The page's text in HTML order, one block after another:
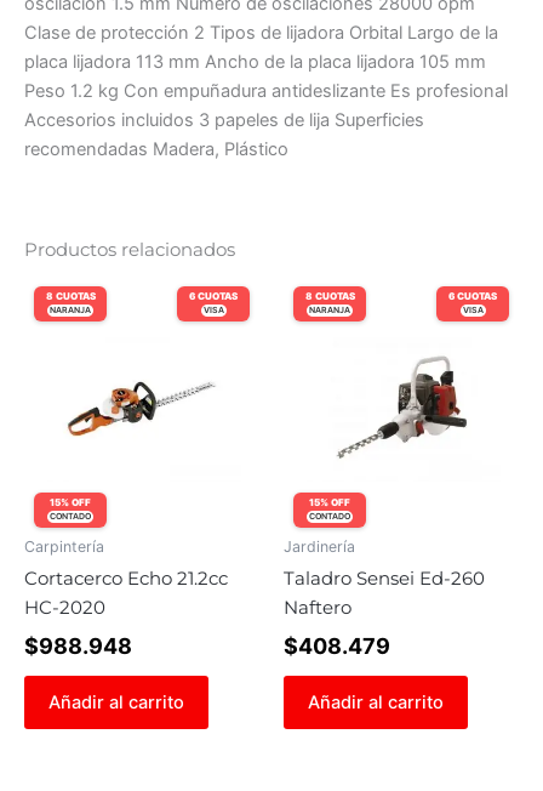
Clase de protección 2 Tipos de lijadora Orbital Largo de la
placa lijadora 113 mm Ancho de la placa lijadora 105 mm
Peso 1.2 kg Con empuñadura antideslizante Es profesional
Accesorios incluidos 3 papeles de lija Superficies
recomendadas Madera, Plástico
Productos relacionados
6 CUOTAS
VISA
8 CUOTAS
NARANJA
15% OFF
CONTADO
Carpintería
Cortacerco Echo 21.2cc
HC-2020
$988.948
Añadir al carrito
6 CUOTAS
VISA
8 CUOTAS
NARANJA
15% OFF
CONTADO
Jardinería
Taladro Sensei Ed-260
Naftero
$408.479
Añadir al carrito